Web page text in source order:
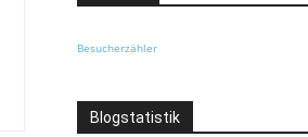
Besucherzähler
Blogstatistik